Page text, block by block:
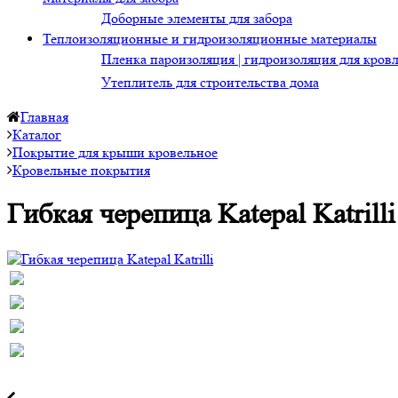
Доборные элементы для забора
Теплоизоляционные и гидроизоляционные материалы
Пленка пароизоляция | гидроизоляция для
Утеплитель для строительства дома
Главная
Каталог
Покрытие для крыши кровельное
Кровельные покрытия
Гибкая черепица Katepal Katrilli